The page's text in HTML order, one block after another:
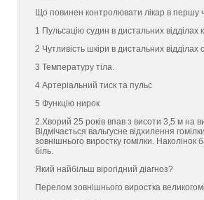
Що повинен контролювати лiкар в першу
1 Пульсацiю судин в дистальних вiддiлах
2 Чутливiсть шкiри в дистальних вiддiлах
3 Температуру тiла.
4 Артерiальний тиск та пульс
5 Функцiю нирок
2.Хворий 25 років впав з висоти 3,5 м на
Відмічається вальгусне відхилення
зовнішнього виростку гомілки.
біль.
Який найбільш вірогідний діагноз?
Перелом зовнішнього виростка